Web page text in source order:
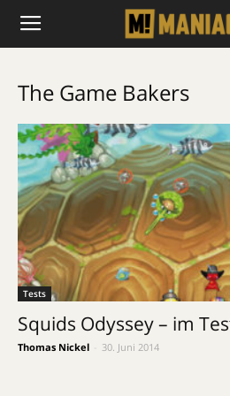
The Game Bakers
Tests
Squids Odyssey – im
Thomas Nickel 30. Juni 2014